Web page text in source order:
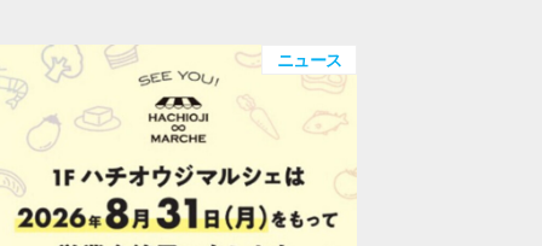
ニュース